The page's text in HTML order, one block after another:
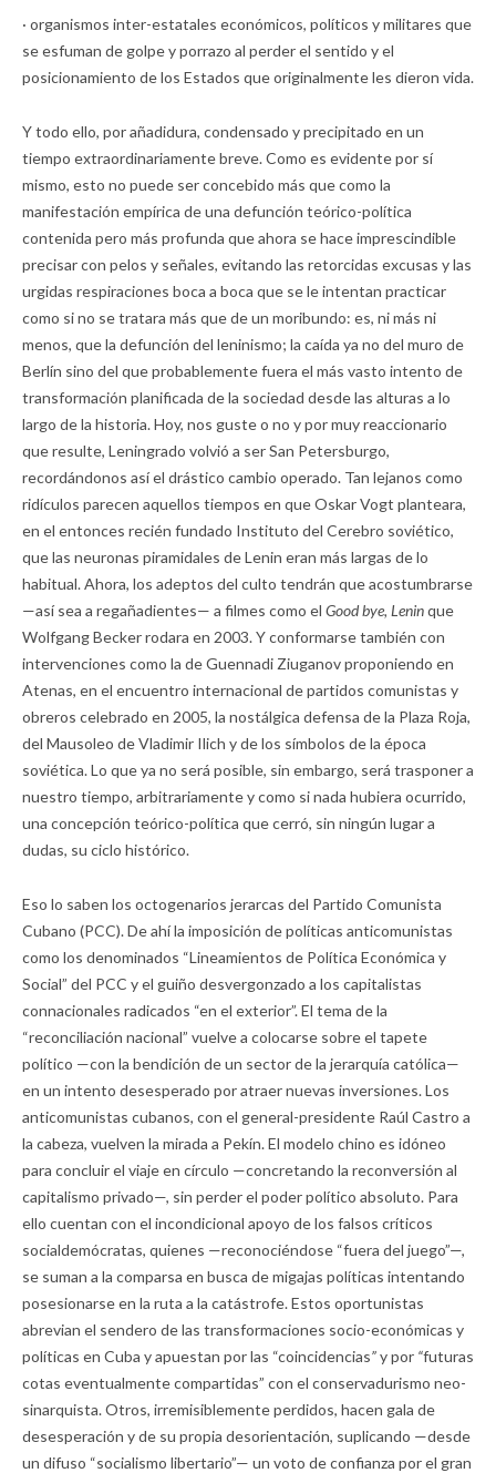
· organismos inter-estatales económicos, políticos y militares que
se esfuman de golpe y porrazo al perder el sentido y el
posicionamiento de los Estados que originalmente les dieron vida.
Y todo ello, por añadidura, condensado y precipitado en un
tiempo extraordinariamente breve. Como es evidente por sí
mismo, esto no puede ser concebido más que como la
manifestación empírica de una defunción teórico-política
contenida pero más profunda que ahora se hace imprescindible
precisar con pelos y señales, evitando las retorcidas excusas y las
urgidas respiraciones boca a boca que se le intentan practicar
como si no se tratara más que de un moribundo: es, ni más ni
menos, que la defunción del leninismo; la caída ya no del muro de
Berlín sino del que probablemente fuera el más vasto intento de
transformación planificada de la sociedad desde las alturas a lo
largo de la historia. Hoy, nos guste o no y por muy reaccionario
que resulte, Leningrado volvió a ser San Petersburgo,
recordándonos así el drástico cambio operado. Tan lejanos como
ridículos parecen aquellos tiempos en que Oskar Vogt planteara,
en el entonces recién fundado Instituto del Cerebro soviético,
que las neuronas piramidales de Lenin eran más largas de lo
habitual. Ahora, los adeptos del culto tendrán que acostumbrarse
—así sea a regañadientes— a filmes como el Good bye, Leninque
Wolfgang Becker rodara en 2003. Y conformarse también con
intervenciones como la de Guennadi Ziuganov proponiendo en
Atenas, en el encuentro internacional de partidos comunistas y
obreros celebrado en 2005, la nostálgica defensa de la Plaza Roja,
del Mausoleo de Vladimir Ilich y de los símbolos de la época
soviética. Lo que ya no será posible, sin embargo, será trasponer a
nuestro tiempo, arbitrariamente y como si nada hubiera ocurrido,
una concepción teórico-política que cerró, sin ningún lugar a
dudas, su ciclo histórico.
Eso lo saben los octogenarios jerarcas del Partido Comunista
Cubano (PCC). De ahí la imposición de políticas anticomunistas
como los denominados “Lineamientos de Política Económica y
Social” del PCC y el guiño desvergonzado a los capitalistas
connacionales radicados “en el exterior”. El tema de la
“reconciliación nacional” vuelve a colocarse sobre el tapete
político —con la bendición de un sector de la jerarquía católica—
en un intento desesperado por atraer nuevas inversiones. Los
anticomunistas cubanos, con el general-presidente Raúl Castro a
la cabeza, vuelven la mirada a Pekín. El modelo chino es idóneo
para concluir el viaje en círculo —concretando la reconversión al
capitalismo privado—, sin perder el poder político absoluto. Para
ello cuentan con el incondicional apoyo de los falsos críticos
socialdemócratas, quienes —reconociéndose “fuera del juego”—,
se suman a la comparsa en busca de migajas políticas intentando
posesionarse en la ruta a la catástrofe. Estos oportunistas
abrevian el sendero de las transformaciones socio-económicas y
políticas en Cuba y apuestan por las “coincidencias”y por “futuras
cotas eventualmente compartidas” con el conservadurismo neo-
sinarquista. Otros, irremisiblemente perdidos, hacen gala de
desesperación y de su propia desorientación, suplicando —desde
un difuso “socialismo libertario”— un voto de confianza por el gran